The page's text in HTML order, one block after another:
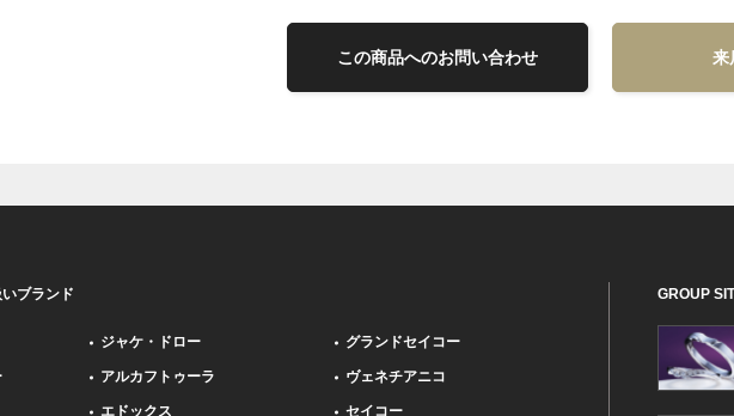
この商品へのお問い合わせ 来
ブランド
ジャケ・ドロー
アルカフトゥーラ
エドックス
グランドセイコー
ヴェネチアニコ
セイコー
GROUP